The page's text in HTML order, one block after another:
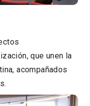
que unen la
acompañados